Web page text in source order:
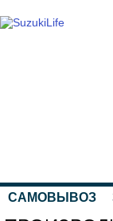
САМОВЫВОЗ